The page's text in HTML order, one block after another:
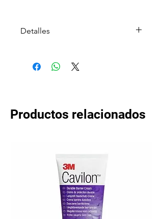
Detalles
- Antideslizante
- Mascotas que viven dentro del
- Mascotas que quedan solas por
largos períodos
- Camadas y cachorros de raza
Productos relacionados